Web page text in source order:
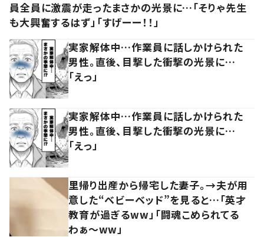
員全員に激震が走ったまさかの光景に…「そりゃ先生
も大興奮するはず」「すげーー！！」
実家解体中…作業員に話しかけられた
男性。直後、目撃した衝撃の光景に…
「えっ」
実家解体中…作業員に話しかけられた
男性。直後、目撃した衝撃の光景に…
「えっ」
里帰り出産から帰宅した妻子。→夫が用
意した“ベビーベッド”を見ると…「英才
教育が過ぎるww」「闘魂こめられてる
わぁ～ww」